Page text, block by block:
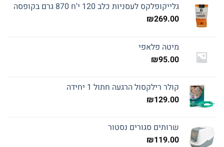
גלייקופלקס לעסניות כלב 120 י'ח 870 גרם בקופסה
₪269.00
מיטה פלאפי
₪95.00
קולר רילקסול הרגעה חתול 1 יחידה
₪129.00
שרותים סגורים נסטור
₪119.00